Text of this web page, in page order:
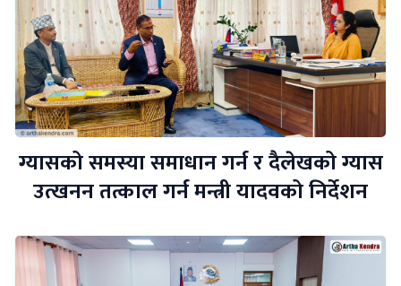
ग्यासको समस्या समाधान गर्न र दैलेखको ग्यास
उत्खनन तत्काल गर्न मन्त्री यादवको निर्देशन